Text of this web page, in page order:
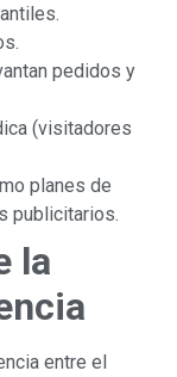
pedidos y
(visitadores
planes de
publicitarios.
la
entre el